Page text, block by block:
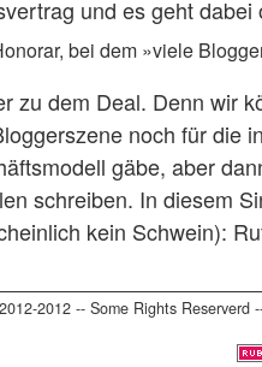
und es geht
bei dem »viele
zu dem Deal. Denn wir
noch für die
gäbe, aber
schreiben. In diesem
kein Schwein):
2012 -- Some Rights Reserverd